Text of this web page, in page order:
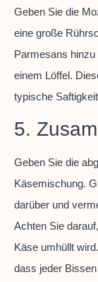
Geben Sie die
eine große
Parmesans
einem Löffel.
typische
5.
Geben Sie die
Käsemischung.
darüber und
Achten Sie
Käse umhüllt
dass jeder